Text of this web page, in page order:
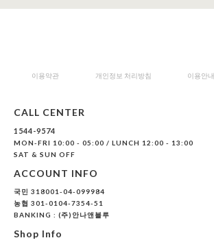
이용약관 개인정보 처리방침 이용안내
CALL CENTER
1544-9574
MON-FRI 10:00 - 05:00 / LUNCH 12:00 - 13:00
SAT & SUN OFF
ACCOUNT INFO
국민 318001-04-099984
농협 301-0104-7354-51
BANKING : (주)안나앤블루
Shop Info